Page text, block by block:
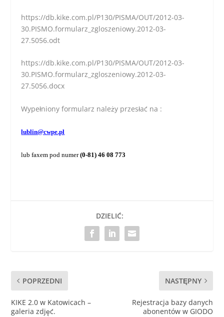
https://db.kike.com.pl/P130/PISMA/OUT/2012-03-
30.PISMO.formularz_zgloszeniowy.2012-03-
27.5056.odt
https://db.kike.com.pl/P130/PISMA/OUT/2012-03-
30.PISMO.formularz_zgloszeniowy.2012-03-
27.5056.docx
Wypełniony formularz należy przesłać na :
lublin@cwpe.pl
lub faxem pod numer(0-81) 46 08 773
DZIELIĆ:
POPRZEDNI
KIKE 2.0 w Katowicach –
galeria zdjęć.
NASTĘPNY
Rejestracja bazy danych
abonentów w GIODO